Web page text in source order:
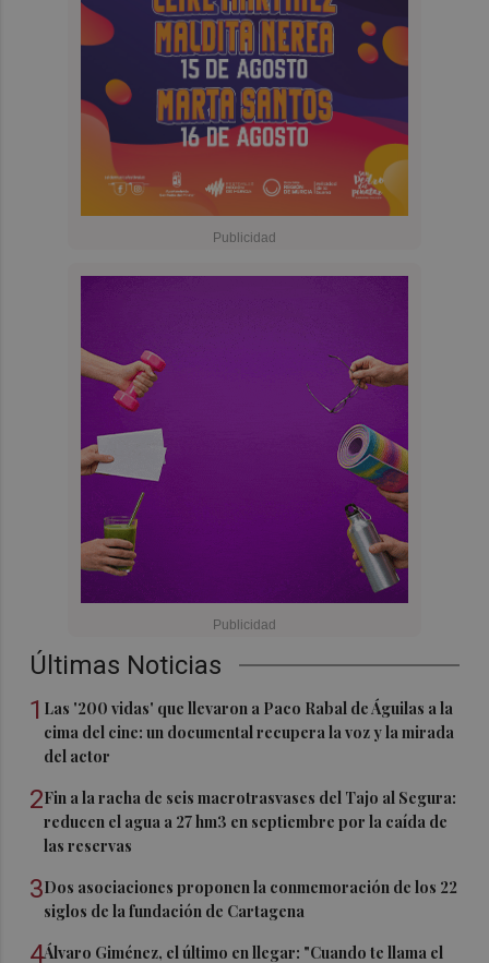
Últimas Noticias
1 Las '200 vidas' que llevaron a Paco Rabal de Águilas a la
cima del cine: un documental recupera la voz y la mirada
del actor
2Fin a la racha de seis macrotrasvases del Tajo al Segura:
reducen el agua a 27 hm3 en septiembre por la caída de
las reservas
3Dos asociaciones proponen la conmemoración de los 22
siglos de la fundación de Cartagena
4Álvaro Giménez, el último en llegar: "Cuando te llama el